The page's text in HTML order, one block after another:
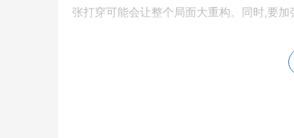
张打穿可能会让整个局面大重构。同时,要
打麻将是一门需要心理素质的游戏。串一